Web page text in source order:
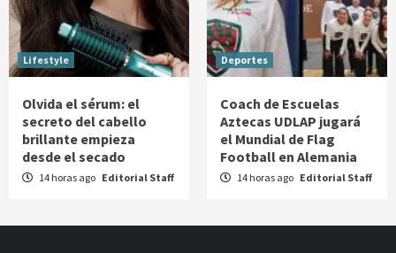
Lifestyle
Olvida el sérum: el
secreto del cabello
brillante empieza
desde el secado
14 horas ago Editorial Staff
Deportes
Coach de Escuelas
Aztecas UDLAP jugará
el Mundial de Flag
Football en Alemania
14 horas ago Editorial Staff